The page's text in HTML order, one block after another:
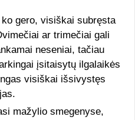
gero, visiškai subręsta
ar trimečiai gali
neseniai, tačiau
įsitaisytų ilgalaikės
visiškai išsivystęs
mažylio smegenyse,